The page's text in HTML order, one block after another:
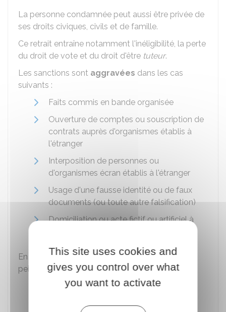
La personne condamnée peut aussi être privée de
ses droits civiques, civils et de famille.
Ce retrait entraîne notamment l'inéligibilité, la perte
du droit de vote et du droit d'être tuteur.
Les sanctions sont aggravées dans les cas
suivants :
Faits commis en bande organisée
Ouverture de comptes ou souscription de
contrats auprès d'organismes établis à
l'étranger
Interposition de personnes ou
d'organismes écran établis à l'étranger
Usage d'une fausse identité ou de faux
documents (ou toute autre falsification)
Domiciliation ou acte fictif ou artificiel à
En cas de sanction aggravée, vous risquez les 2
peines suivantes :
3 000 000 €d'amende
7 ans d'emprisonnement.
This site uses cookies and
gives you control over what
you want to activate